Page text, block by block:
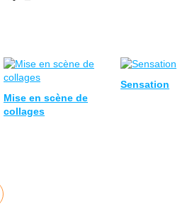
Mise en scène de
collages
Sensation